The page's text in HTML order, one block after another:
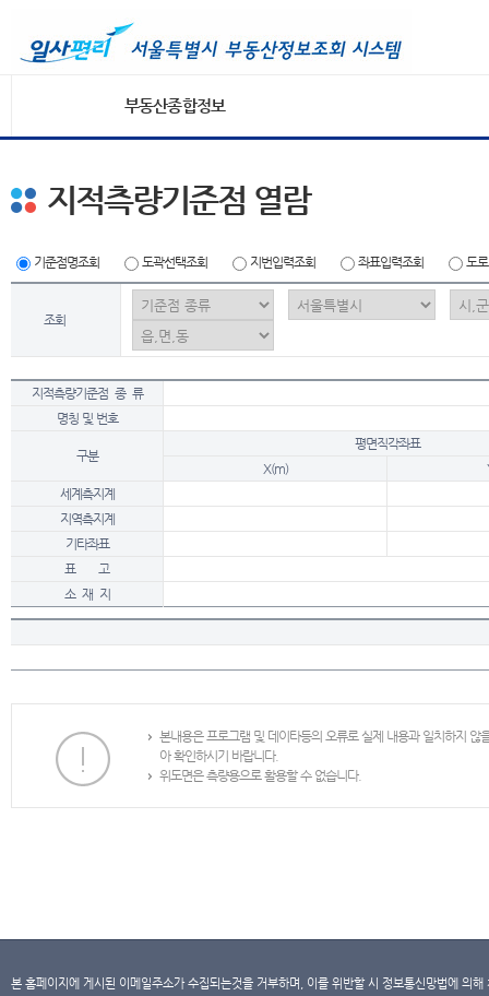
부동산종합정보
지적측량기준점 열람
기준점명조회 도곽선택조회 지번입력조회 좌표입력조회 도
조회
지적측량기준점 종 류
명칭 및 번호
구분
평면직각좌표
X(m)
세계측지계
지역측지계
기타좌표
표 고
소 재 지
본내용은 프로그램 및 데이타등의 오류로 실제 내용과 일치하지
아 확인하시기 바랍니다.
위도면은 측량용으로 활용할 수 없습니다.
본 홈페이지에 게시된 이메일주소가 수집되는것을 거부하며, 이를 위반할 시 정보통신망법에 의